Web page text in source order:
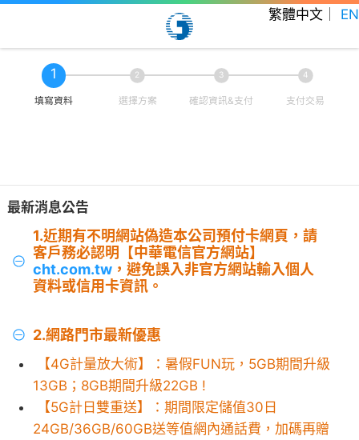
繁體中文 EN
1
填寫資料
2
選擇方案
3
確認資訊&支付
4
支付交易
最新消息公告
1.近期有不明網站偽造本公司預付卡網頁，請
客戶務必認明【中華電信官方網站】
cht.com.tw ，避免誤入非官方網站輸入個人
資料或信用卡資訊。
2.網路門市最新優惠
【4G計量放大術】：暑假FUN玩，5GB期間升級
13GB；8GB期間升級22GB !
【5G計日雙重送】：期間限定儲值30日
24GB/36GB/60GB送等值網內通話費，加碼再贈